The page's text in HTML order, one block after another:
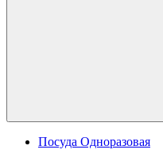
Посуда Одноразовая